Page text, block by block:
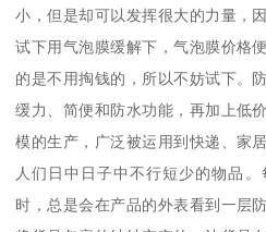
小，但是却可以发挥很大的力量，
试下用气泡膜缓解下，气泡膜价格
的是不用掏钱的，所以不妨试下。
缓力、简便和防水功能，再加上低
模的生产，广泛被运用到快递、家
人们日中日子中不行短少的物品
时，总是会在产品的外表看到一层